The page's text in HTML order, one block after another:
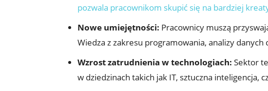
pozwala pracownikom skupić się na bardziej
Nowe umiejętności: Pracownicy muszą
Wiedza z zakresu programowania, analizy
Wzrost zatrudnienia w technologiach: Sektor
w dziedzinach takich jak IT, sztuczna inteligencja,